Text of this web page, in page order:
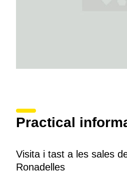
Practical
Visita i tast a les sales
Ronadelles